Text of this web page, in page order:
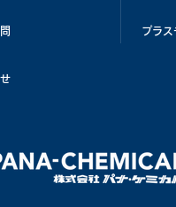
プラス